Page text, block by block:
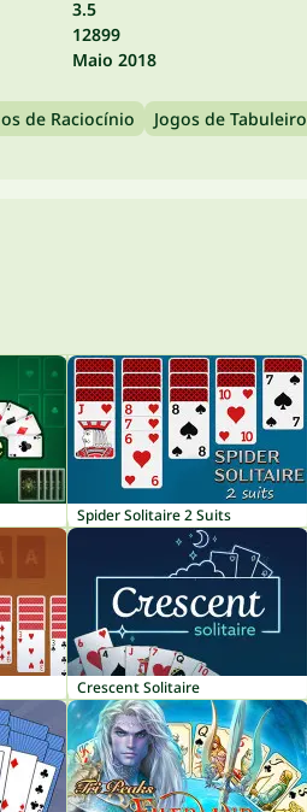
3.5
12899
Maio 2018
de Raciocínio Jogos de Tabuleiro
Spider Solitaire 2 Suits
Crescent Solitaire